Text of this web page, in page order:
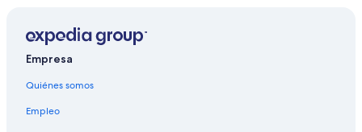
Empresa
Quiénes somos
Empleo